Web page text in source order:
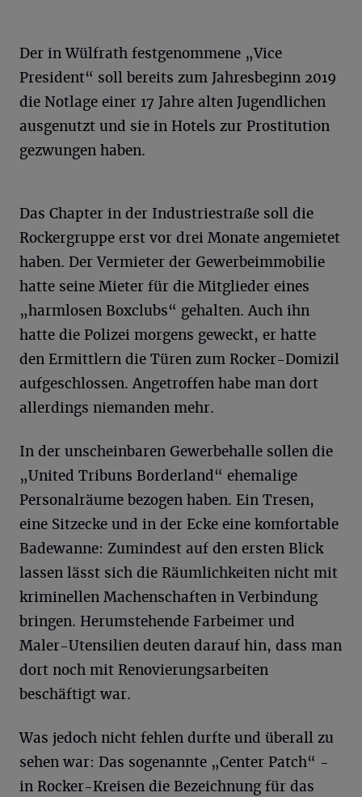
Der in Wülfrath festgenommene „Vice
President“ soll bereits zum Jahresbeginn 2019
die Notlage einer 17 Jahre alten Jugendlichen
ausgenutzt und sie in Hotels zur Prostitution
gezwungen haben.
Das Chapter in der Industriestraße soll die
Rockergruppe erst vor drei Monate angemietet
haben. Der Vermieter der Gewerbeimmobilie
hatte seine Mieter für die Mitglieder eines
„harmlosen Boxclubs“ gehalten. Auch ihn
hatte die Polizei morgens geweckt, er hatte
den Ermittlern die Türen zum Rocker-Domizil
aufgeschlossen. Angetroffen habe man dort
allerdings niemanden mehr.
In der unscheinbaren Gewerbehalle sollen die
„United Tribuns Borderland“ ehemalige
Personalräume bezogen haben. Ein Tresen,
eine Sitzecke und in der Ecke eine komfortable
Badewanne: Zumindest auf den ersten Blick
lassen lässt sich die Räumlichkeiten nicht mit
kriminellen Machenschaften in Verbindung
bringen. Herumstehende Farbeimer und
Maler-Utensilien deuten darauf hin, dass man
dort noch mit Renovierungsarbeiten
beschäftigt war.
Was jedoch nicht fehlen durfte und überall zu
sehen war: Das sogenannte „Center Patch“ -
in Rocker-Kreisen die Bezeichnung für das